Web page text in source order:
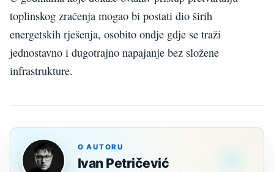
toplinskog zračenja mogao bi postati dio širih
energetskih rješenja, osobito ondje gdje se traži
jednostavno i dugotrajno napajanje bez složene
infrastrukture.
O AUTORU
Ivan Petričević